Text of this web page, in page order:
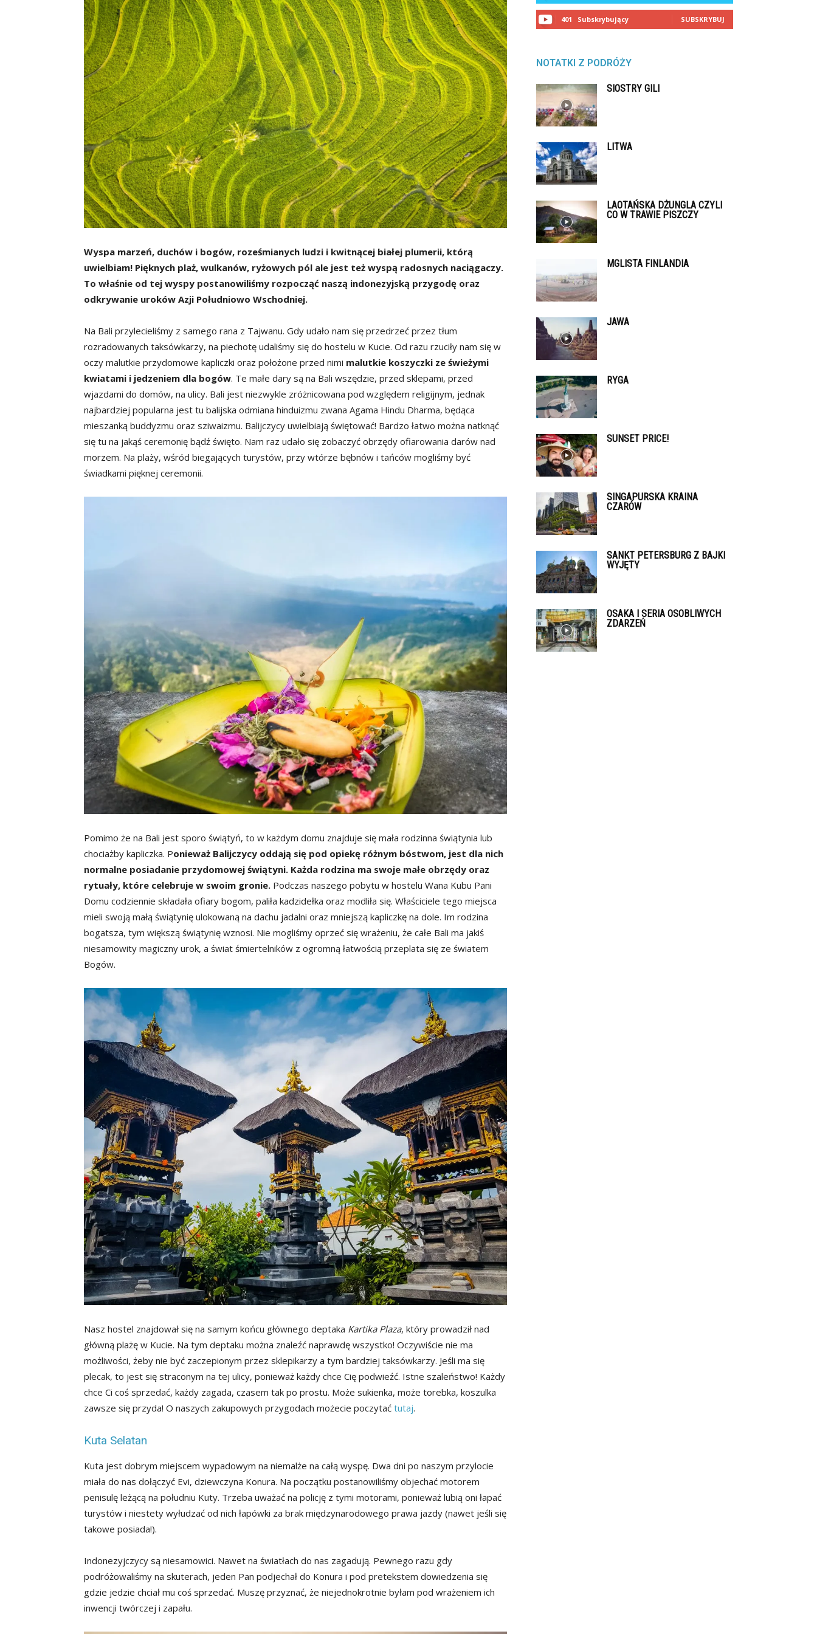
Wyspa marzeń, duchów i bogów, roześmianych ludzi i kwitnącej białej plumerii, którą
uwielbiam! Pięknych plaż, wulkanów, ryżowych pól ale jest też wyspą radosnych naciągaczy.
To właśnie od tej wyspy postanowiliśmy rozpocząć naszą indonezyjską przygodę oraz
odkrywanie uroków Azji Południowo Wschodniej.
Na Bali przylecieliśmy z samego rana z Tajwanu. Gdy udało nam się przedrzeć przez tłum
rozradowanych taksówkarzy, na piechotę udaliśmy się do hostelu w Kucie. Od razu rzuciły nam się w
oczy malutkie przydomowe kapliczki oraz położone przed nimi malutkie koszyczki ze świeżymi
kwiatami i jedzeniem dla bogów. Te małe dary są na Bali wszędzie, przed sklepami, przed
wjazdami do domów, na ulicy. Bali jest niezwykle zróżnicowana pod względem religijnym, jednak
najbardziej popularna jest tu balijska odmiana hinduizmu zwana Agama Hindu Dharma, będąca
mieszanką buddyzmu oraz sziwaizmu. Balijczycy uwielbiają świętować! Bardzo łatwo można natknąć
się tu na jakąś ceremonię bądź święto. Nam raz udało się zobaczyć obrzędy ofiarowania darów nad
morzem. Na plaży, wśród biegających turystów, przy wtórze bębnów i tańców mogliśmy być
świadkami pięknej ceremonii.
Pomimo że na Bali jest sporo świątyń, to w każdym domu znajduje się mała rodzinna świątynia lub
chociażby kapliczka. Ponieważ Balijczycy oddają się pod opiekę różnym bóstwom, jest dla nich
normalne posiadanie przydomowej świątyni. Każda rodzina ma swoje małe obrzędy oraz
rytuały, które celebruje w swoim gronie. Podczas naszego pobytu w hostelu Wana Kubu Pani
Domu codziennie składała ofiary bogom, paliła kadzidełka oraz modliła się. Właściciele tego miejsca
mieli swoją małą świątynię ulokowaną na dachu jadalni oraz mniejszą kapliczkę na dole. Im rodzina
bogatsza, tym większą świątynię wznosi. Nie mogliśmy oprzeć się wrażeniu, że całe Bali ma jakiś
niesamowity magiczny urok, a świat śmiertelników z ogromną łatwością przeplata się ze światem
Bogów.
Nasz hostel znajdował się na samym końcu głównego deptaka Kartika Plaza, który prowadził nad
główną plażę w Kucie. Na tym deptaku można znaleźć naprawdę wszystko! Oczywiście nie ma
możliwości, żeby nie być zaczepionym przez sklepikarzy a tym bardziej taksówkarzy. Jeśli ma się
plecak, to jest się straconym na tej ulicy, ponieważ każdy chce Cię podwieźć. Istne szaleństwo! Każdy
chce Ci coś sprzedać, każdy zagada, czasem tak po prostu. Może sukienka, może torebka, koszulka
zawsze się przyda! O naszych zakupowych przygodach możecie poczytać tutaj.
Kuta Selatan
Kuta jest dobrym miejscem wypadowym na niemalże na całą wyspę. Dwa dni po naszym przylocie
miała do nas dołączyć Evi, dziewczyna Konura. Na początku postanowiliśmy objechać motorem
penisulę leżącą na południu Kuty. Trzeba uważać na policję z tymi motorami, ponieważ lubią oni łapać
turystów i niestety wyłudzać od nich łapówki za brak międzynarodowego prawa jazdy (nawet jeśli się
takowe posiada!).
Indonezyjczycy są niesamowici. Nawet na światłach do nas zagadują. Pewnego razu gdy
podróżowaliśmy na skuterach, jeden Pan podjechał do Konura i pod pretekstem dowiedzenia się
gdzie jedzie chciał mu coś sprzedać. Muszę przyznać, że niejednokrotnie byłam pod wrażeniem ich
inwencji twórczej i zapału.
401 Subskrybujący SUBSKRYBUJ
NOTATKI Z PODRÓŻY
SIOSTRY GILI
LITWA
LAOTAŃSKA DŻUNGLA CZYLI
CO W TRAWIE PISZCZY
MGLISTA FINLANDIA
JAWA
RYGA
SUNSET PRICE!
SINGAPURSKA KRAINA
CZARÓW
SANKT PETERSBURG Z BAJKI
WYJĘTY
OSAKA I SERIA OSOBLIWYCH
ZDARZEŃ